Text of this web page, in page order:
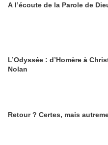
A l’écoute de la Parole de
L’Odyssée : d’Homère à
Nolan
Retour ? Certes, mais